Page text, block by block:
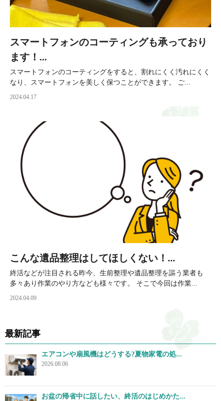
スマートフォンのコーティングも承っており
ます！...
スマートフォンのコーティングをすると、割れにくく汚れにくく
なり、スマートフォンを美しく保つことができます。 ご...
2024.04.17
こんな遺品整理はしてほしくない！...
終活などが注目される昨今、生前整理や遺品整理を謳う業者も
多々あり作業のやり方なども様々です。 そこで今回は作業...
2024.04.09
最新記事
エアコンや扇風機はどうする?夏物家電の処...
2026.08.06
お盆の帰省中に話したい、終活のはじめかた...